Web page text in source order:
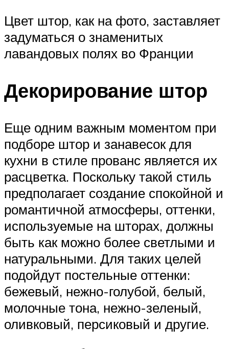
Цвет штор, как на фото, заставляет
задуматься о знаменитых
лавандовых полях во Франции
Декорирование штор
Еще одним важным моментом при
подборе штор и занавесок для
кухни в стиле прованс является их
расцветка. Поскольку такой стиль
предполагает создание спокойной и
романтичной атмосферы, оттенки,
используемые на шторах, должны
быть как можно более светлыми и
натуральными. Для таких целей
подойдут постельные оттенки:
бежевый, нежно-голубой, белый,
молочные тона, нежно-зеленый,
оливковый, персиковый и другие.